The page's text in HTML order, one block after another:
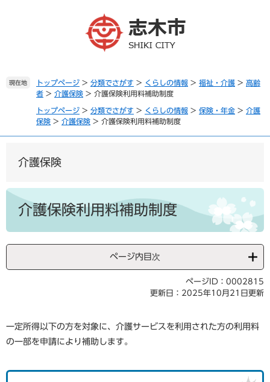
現在地 トップページ > 分類でさがす > くらしの情報 > 福祉・介護 > 高齢
者 > 介護保険 > 介護保険利用料補助制度
トップページ > 分類でさがす > くらしの情報 > 保険・年金 > 介護
保険 > 介護保険 > 介護保険利用料補助制度
介護保険
本
介護保険利用料補助制度
ページ内目次
ページID：0002815
更新日：2025年10月21日更新
一定所得以下の方を対象に、介護サービスを利用された方の利用料
の一部を申請により補助します。